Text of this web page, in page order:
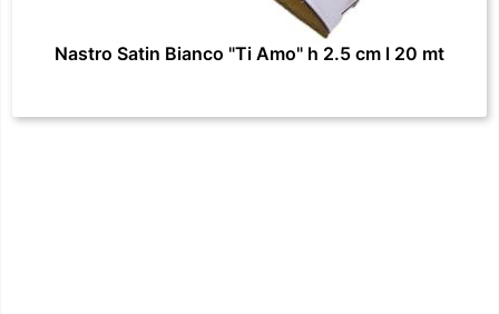
Nastro Satin Bianco "Ti Amo" h 2.5 cm l 20 mt